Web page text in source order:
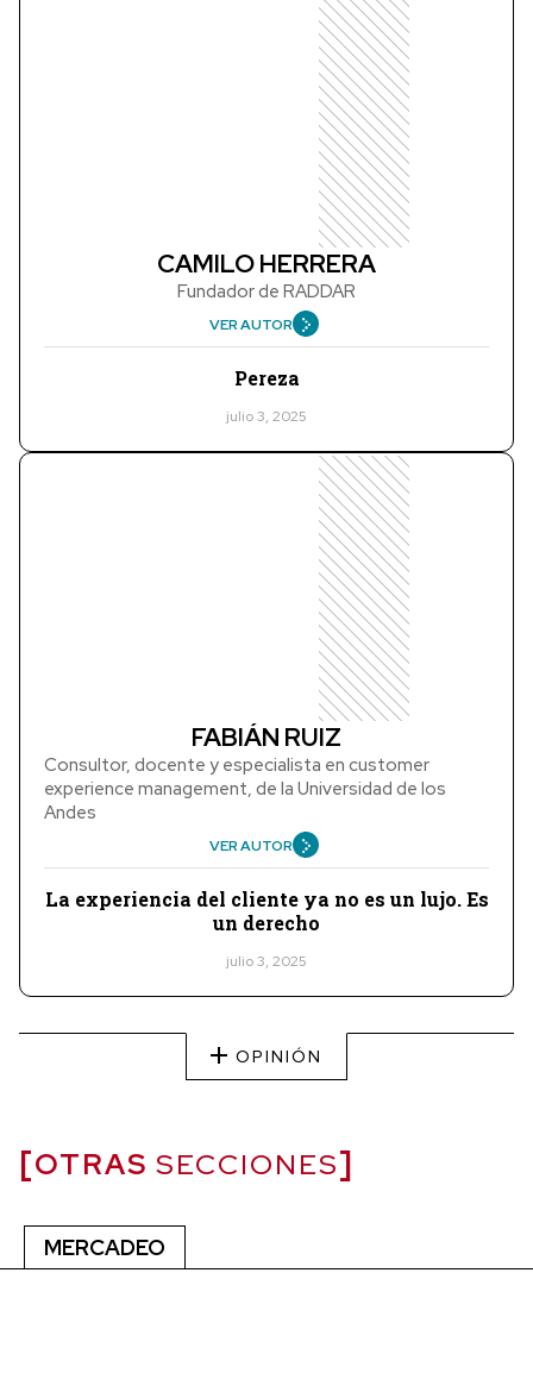
CAMILO HERRERA
Fundador de RADDAR
VER AUTOR
Pereza
julio 3, 2025
FABIÁN RUIZ
Consultor, docente y especialista en customer
experience management, de la Universidad de los
Andes
VER AUTOR
La experiencia del cliente ya no es un lujo. Es
un derecho
julio 3, 2025
OPINIÓN
OTRAS SECCIONES
MERCADEO